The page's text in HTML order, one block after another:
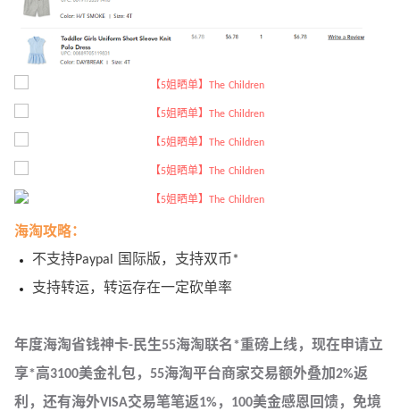
海淘攻略：
不支持Paypal 国际版，支持双币*
支持转运，转运存在一定砍单率
年度海淘省钱神卡-民生55海淘联名*重磅上线，现在申请立
享*高3100美金礼包，55海淘平台商家交易额外叠加2%返
利，还有海外VISA交易笔笔返1%，100美金感恩回馈，免境